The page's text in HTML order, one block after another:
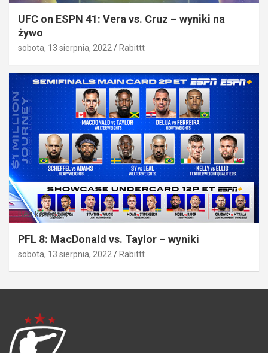
UFC on ESPN 41: Vera vs. Cruz – wyniki na
żywo
sobota, 13 sierpnia, 2022 Rabittt
Bez kategorii
PFL 8: MacDonald vs. Taylor – wyniki
sobota, 13 sierpnia, 2022 Rabittt